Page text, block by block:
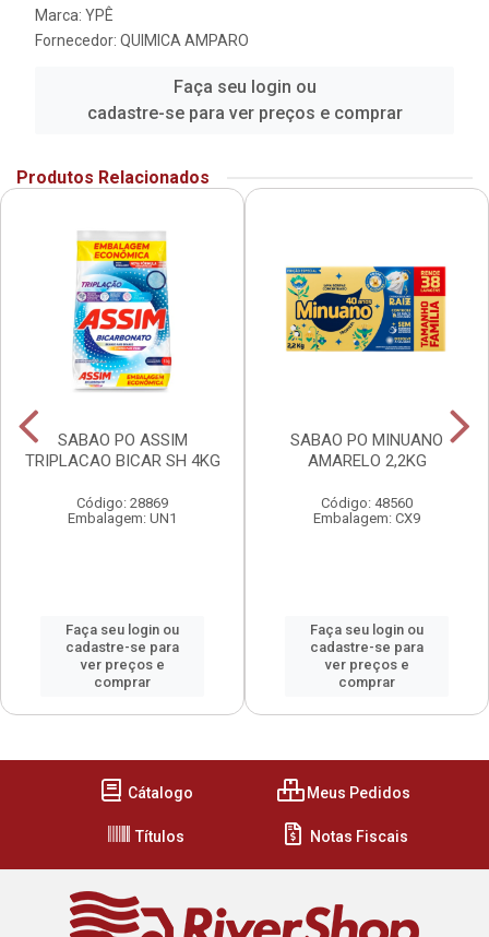
Marca: YPÊ
Fornecedor: QUIMICA AMPARO
Faça seu login ou
cadastre-se para ver preços e comprar
Produtos Relacionados
SABAO PO ASSIM
TRIPLACAO BICAR SH 4KG
Código: 28869
Embalagem: UN1
Faça seu login ou
cadastre-se para
ver preços e
comprar
SABAO PO MINUANO
AMARELO 2,2KG
Código: 48560
Embalagem: CX9
Faça seu login ou
cadastre-se para
ver preços e
comprar
Cátalogo Meus Pedidos
Títulos Notas Fiscais